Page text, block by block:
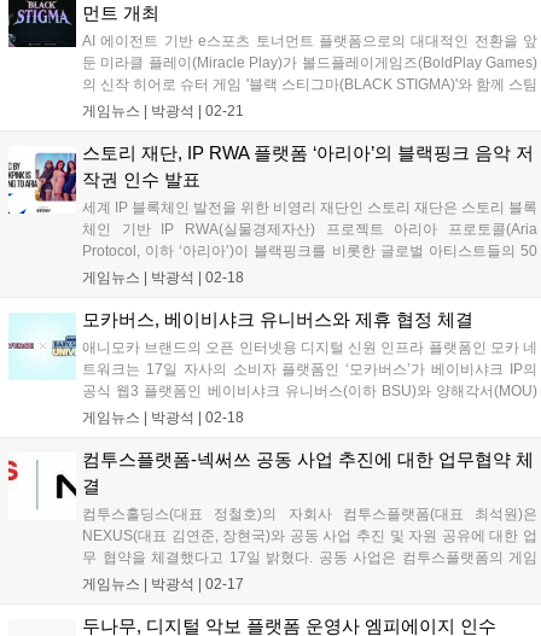
먼트 개최
AI 에이전트 기반 e스포츠 토너먼트 플랫폼으로의 대대적인 전환을 앞
둔 미라클 플레이(Miracle Play)가 볼드플레이게임즈(BoldPlay Games)
의 신작 히어로 슈터 게임 '블랙 스티그마(BLACK STIGMA)'와 함께 스팀
넥스트 페스트 기간 중 2월 25일부터 3월 3일까지 특별 토너먼트 경기기
게임뉴스 | 박광석 02-21
스토리 재단, IP RWA 플랫폼 ‘아리아’의 블랙핑크 음악 저
작권 인수 발표
세계 IP 블록체인 발전을 위한 비영리 재단인 스토리 재단은 스토리 블록
체인 기반 IP RWA(실물경제자산) 프로젝트 아리아 프로토콜(Aria
Protocol, 이하 ‘아리아’)이 블랙핑크를 비롯한 글로벌 아티스트들의 50
곡 이상의 부분 음악 저작권을 인수했다고 밝혔다. 이번 인수는 K팝을 포
게임뉴스 | 박광석 02-18
모카버스, 베이비샤크 유니버스와 제휴 협정 체결
애니모카 브랜드의 오픈 인터넷용 디지털 신원 인프라 플랫폼인 모카 네
트워크는 17일 자사의 소비자 플랫폼인 ‘모카버스’가 베이비샤크 IP의
공식 웹3 플랫폼인 베이비샤크 유니버스(이하 BSU)와 양해각서(MOU)
를 체결했다고 발표했다. 이번 협력은 Mocaverse와 BSU의 범위를 넓혀
게임뉴스 | 박광석 02-18
컴투스플랫폼-넥써쓰 공동 사업 추진에 대한 업무협약 체
결
컴투스홀딩스(대표 정철호)의 자회사 컴투스플랫폼(대표 최석원)은
NEXUS(대표 김연준, 장현국)와 공동 사업 추진 및 자원 공유에 대한 업
무 협약을 체결했다고 17일 밝혔다. 공동 사업은 컴투스플랫폼의 게임
백엔드 서비스 ‘하이브(HIVE)’ 및 컴투스플랫폼이 참여하는 메인넷
으...
게임뉴스 | 박광석 02-17
두나무, 디지털 악보 플랫폼 운영사 엠피에이지 인수